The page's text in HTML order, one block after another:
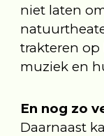
niet laten
trakteren op
muziek en
En nog zo
Daarnaast